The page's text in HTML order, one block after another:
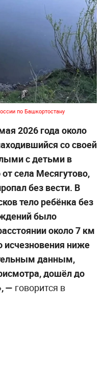
по Башкортостану
2026 года около
со своей
с детьми в
села Месягутово,
без вести. В
тело ребёнка без
было
около 7 км
исчезновения ниже
данным,
дошёл до
— говорится в